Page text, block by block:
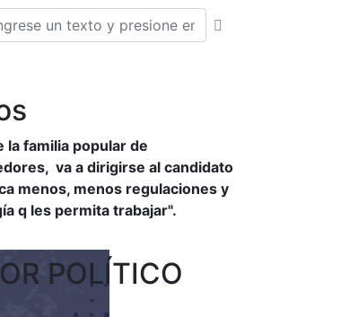
la familia popular de
va a dirigirse al candidato
menos, menos regulaciones y
q les permita trabajar".
POLÍTICO